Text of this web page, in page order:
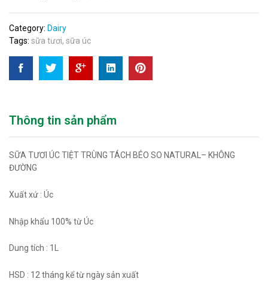
Category: Dairy
Tags: sữa tươi, sữa úc
Thông tin sản phẩm
SỮA TƯƠI ÚC TIỆT TRÙNG TÁCH BÉO SO NATURAL– KHÔNG
ĐƯỜNG
Xuất xứ : Úc
Nhập khẩu 100% từ Úc
Dung tích : 1L
HSD : 12 tháng kể từ ngày sản xuất